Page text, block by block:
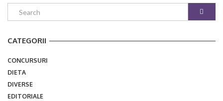
CATEGORII
CONCURSURI
DIETA
DIVERSE
EDITORIALE